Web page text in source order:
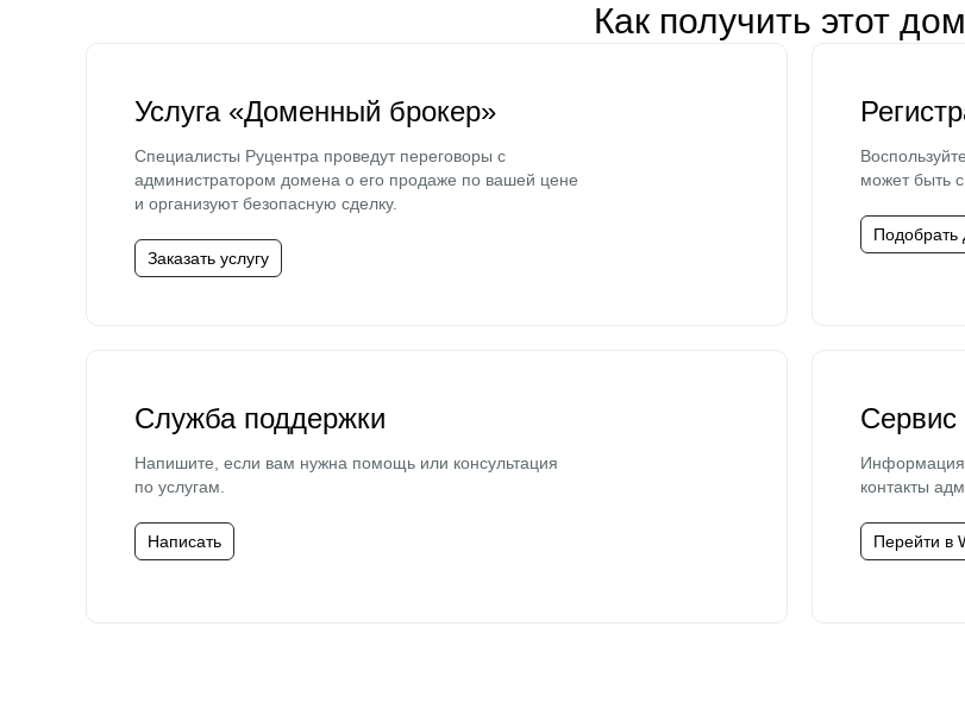
Как получить этот
Услуга «Доменный брокер»
Специалисты Руцентра проведут переговоры с
администратором домена о его продаже по вашей цене
и организуют безопасную сделку.
Заказать услугу
может быть
Подобрать
Служба поддержки
Напишите, если вам нужна помощь или консультация
по услугам.
Написать
Сервис
Информация
контакты
Перейти в